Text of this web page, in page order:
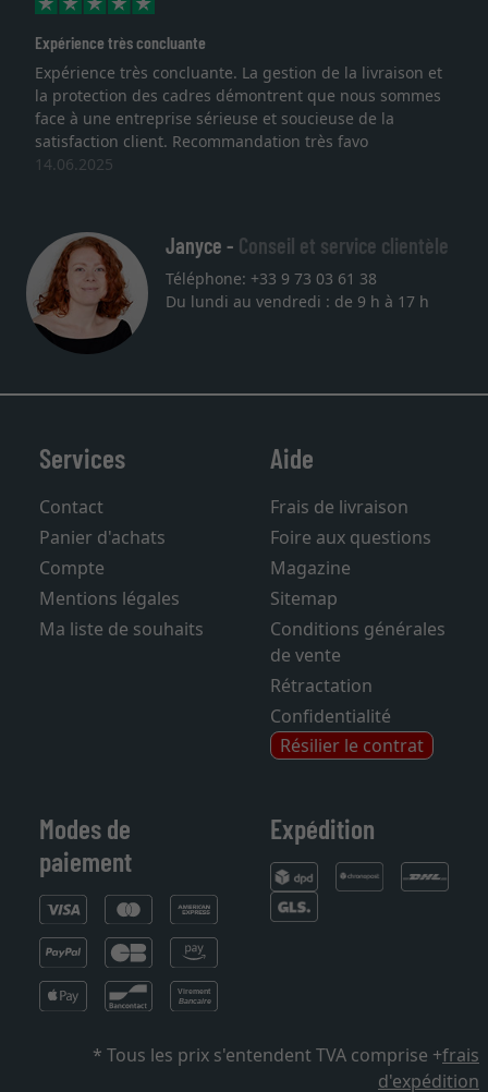
livraison et
sommes
de la
Excellent
Je recherchais un cadre sur mesure pour
lithographie, je suis tombée sur ce site. Le
qualité sont au rendez vous. Emballage
service et livraison dans les temps.
Janyce - Conseil et service clientèle
Téléphone: +33 9 73 03 61 38
Services
Contact
Panier d'achats
Compte
Mentions légales
Aide
Frais de livraison
Foire aux questions
Magazine
Sitemap
Conditions générales
de vente
Rétractation
Confidentialité
Résilier le contrat
Modes de
paiement
Expédition
* Tous les prix s'entendent TVA comprise +frais